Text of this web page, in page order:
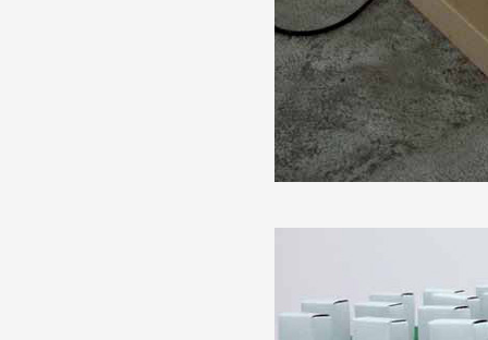
Collection vidéos
Candidater